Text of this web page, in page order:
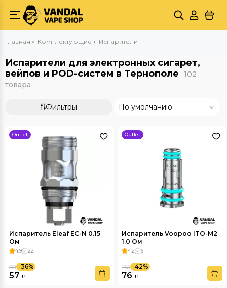
Главная Комплектующие Испарители
Испарители для электронных сигарет,
вейпов и POD-систем в Тернополе
102
товара
Фильтры По умолчанию
Outlet
Испаритель Eleaf EC-N 0.15
Ом
4.9 22
57грн
89 -36%
Outlet
Испаритель Voopoo ITO-М2
1.0 Ом
4.2 6
76грн
130 -42%